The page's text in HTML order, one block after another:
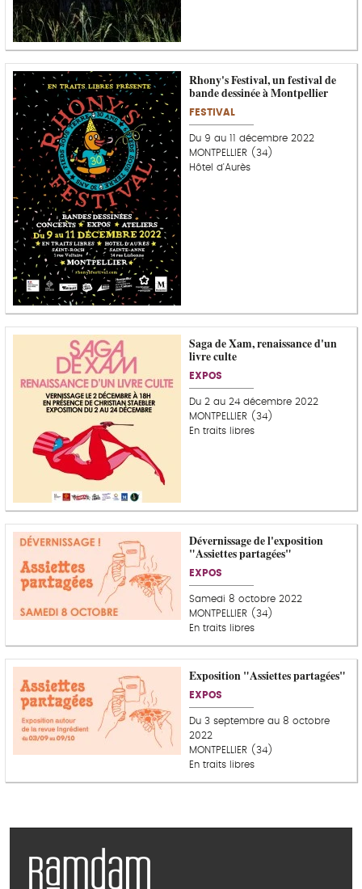
Rhony's Festival, un festival de
bande dessinée à Montpellier
FESTIVAL
Du 9 au 11 décembre 2022
MONTPELLIER (34)
Hôtel d'Aurès
Saga de Xam, renaissance d'un
livre culte
EXPOS
Du 2 au 24 décembre 2022
MONTPELLIER (34)
En traits libres
Dévernissage de l'exposition
"Assiettes partagées"
EXPOS
Samedi 8 octobre 2022
MONTPELLIER (34)
En traits libres
Exposition "Assiettes partagées"
EXPOS
Du 3 septembre au 8 octobre
2022
MONTPELLIER (34)
En traits libres